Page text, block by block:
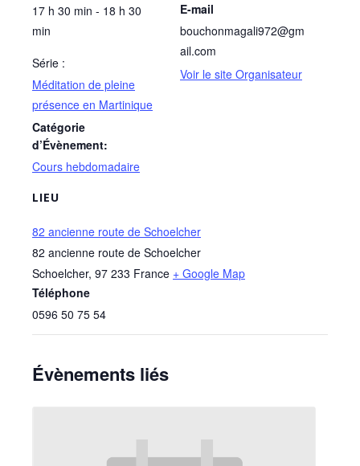
17 h 30 min - 18 h 30
min
Série :
Méditation de pleine
présence en Martinique
Catégorie
d’Évènement:
Cours hebdomadaire
LIEU
82 ancienne route de Schoelcher
82 ancienne route de Schoelcher
Schoelcher, 97 233 France + Google Map
Téléphone
0596 50 75 54
E-mail
bouchonmagali972@gm
ail.com
Voir le site Organisateur
Évènements liés